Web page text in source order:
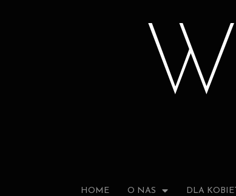
HOME O NAS DLA